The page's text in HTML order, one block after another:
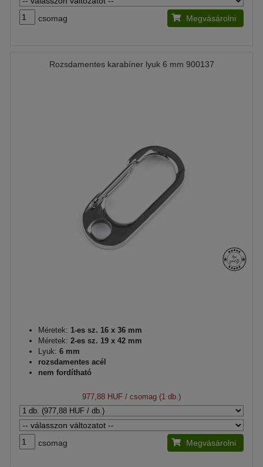
csomag Megvásárolni
Rozsdamentes karabíner lyuk 6 mm 900137
Méretek: 1-es sz. 16 x 36 mm
Méretek: 2-es sz. 19 x 42 mm
Lyuk: 6 mm
rozsdamentes acél
nem fordítható
977,88 HUF / csomag (1 db.)
csomag Megvásárolni